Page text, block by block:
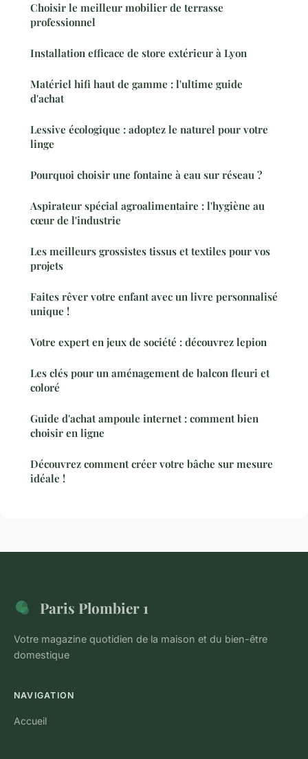
Choisir le meilleur mobilier de terrasse
professionnel
Installation efficace de store extérieur à Lyon
Matériel hifi haut de gamme : l'ultime guide
d'achat
Lessive écologique : adoptez le naturel pour votre
linge
Pourquoi choisir une fontaine à eau sur réseau ?
Aspirateur spécial agroalimentaire : l'hygiène au
cœur de l'industrie
Les meilleurs grossistes tissus et textiles pour vos
projets
Faites rêver votre enfant avec un livre personnalisé
unique !
Votre expert en jeux de société : découvrez lepion
Les clés pour un aménagement de balcon fleuri et
coloré
Guide d'achat ampoule internet : comment bien
choisir en ligne
Découvrez comment créer votre bâche sur mesure
idéale !
Paris Plombier 1
Votre magazine quotidien de la maison et du bien-être
domestique
NAVIGATION
Accueil